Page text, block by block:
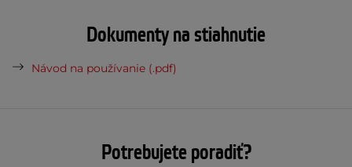
Dokumenty na stiahnutie
Návod na používanie (.pdf)
Potrebujete poradiť?